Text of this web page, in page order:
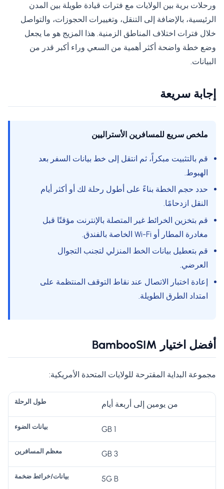
ورحلات برية بين الولايات مع فترات قيادة طويلة بين المدن
الرئيسية، بالإضافة إلى التنقل، وتغييرات الحجوزات، والتواصل
خلال فترات اختلاف المناطق الزمنية. هذا المزيج هو ما يجعل
وضع خطة واضحة أكثر أهمية من السعي وراء أكبر قدر من
البيانات.
إجابة سريعة
ملخص سريع للمسافرين الأستراليين
قم بالتثبيت مبكراً، ثم انتقل إلى خط بيانات السفر بعد
الهبوط.
حدد حجم الخطة بناءً على أطول رحلة لك أو أكثر أيام
النقل ازدحامًا.
قم بتخزين الخرائط غير المتصلة بالإنترنت مؤقتًا قبل
مغادرة المطار أو Wi-Fi الخاصة بالفندق.
قم بتعطيل بيانات الخط المنزلي لتجنب التجوال
العرضي.
إعادة اختبار الاتصال عند نقاط التوقف المنتظمة على
امتداد الطرق الطويلة.
أفضل اختيار BambooSIM
مجموعة البداية المقترحة للولايات المتحدة الأمريكية:
ت
م
بيا
نا
ال
من يومين إلى أربعة أيام
1 GB
3 GB
5G B